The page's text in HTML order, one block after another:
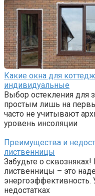
Какие окна для
индивидуальные
Выбор остекления для
простым лишь на
часто не учитывают
уровень инсоляции
Преимущества и
лиственницы
Забудьте о
лиственницы – это
энергоэффективность.
недостатках